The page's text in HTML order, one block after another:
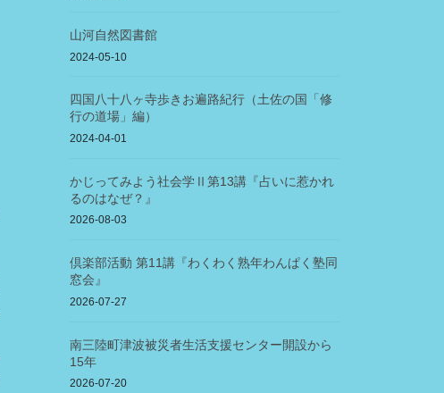
山河自然図書館
2024-05-10
四国八十八ヶ寺歩きお遍路紀行（土佐の国「修
行の道場」編）
2024-04-01
かじってみよう社会学Ⅱ第13講『占いに惹かれ
るのはなぜ？』
2026-08-03
倶楽部活動 第11講『わくわく熟年わんぱく塾同
窓会』
2026-07-27
南三陸町津波被災者生活支援センター開設から
15年
2026-07-20